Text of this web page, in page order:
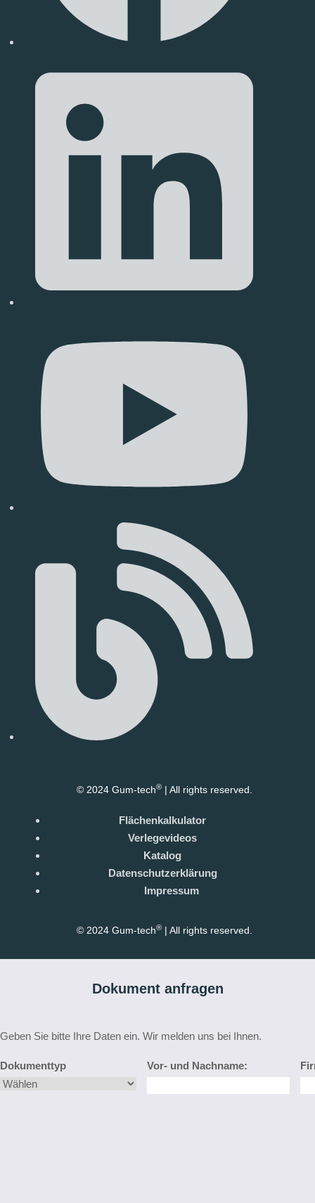
© 2024 Gum-tech® | All rights reserved.
Flächenkalkulator
Verlegevideos
Katalog
Datenschutzerklärung
Impressum
© 2024 Gum-tech® | All rights reserved.
Dokument anfragen
Geben Sie bitte Ihre Daten ein. Wir melden uns bei Ihnen.
Dokumenttyp Vor- und Nachname: